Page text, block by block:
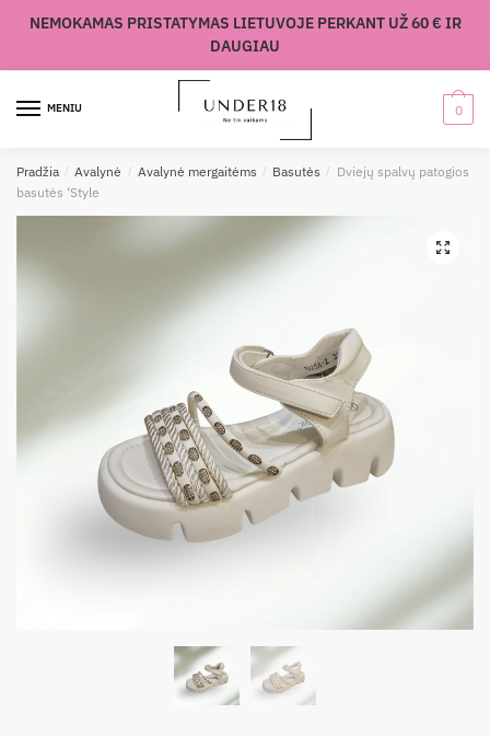
NEMOKAMAS PRISTATYMAS LIETUVOJE PERKANT UŽ 60 € IR
DAUGIAU
MENIU 0
Pradžia / Avalynė / Avalynė mergaitėms / Basutės /
Dviejų spalvų patogios
basutės ‘Style
🔍